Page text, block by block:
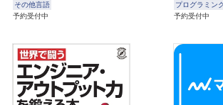
その他言語
予約受付中
プログラミン
予約受付中